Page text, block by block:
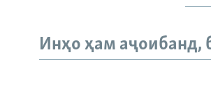
Инҳо ҳам аҷоибанд,